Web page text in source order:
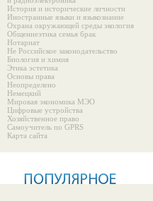
История и исторические личности
Иностранные языки и языкознание
Охрана окружающей среды экология
Общениеэтика семья брак
Нотариат
Не Российское законодательство
Биология и химия
Этика эстетика
Основы права
Неопределено
Немецкий
Мировая экономика МЭО
Цифровые устройства
Хозяйственное право
Самоучитель по GPRS
Карта сайта